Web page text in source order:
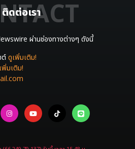
ติดต่อเรา
ผ่านช่องทางต่างๆ ดังนี้
ต์ ดูเพิ่มเติม!
พิ่มเติม!